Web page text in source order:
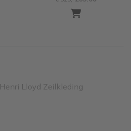
Henri Lloyd Zeilkleding